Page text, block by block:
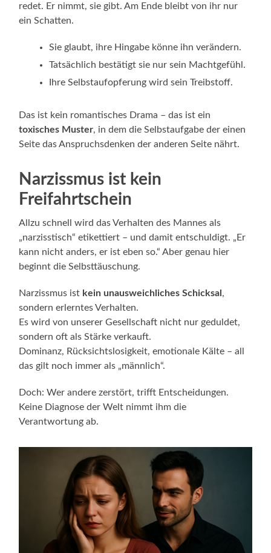
redet. Er nimmt, sie gibt. Am Ende bleibt von ihr nur
ein Schatten.
Sie glaubt, ihre Hingabe könne ihn verändern.
Tatsächlich bestätigt sie nur sein Machtgefühl.
Ihre Selbstaufopferung wird sein Treibstoff.
Das ist kein romantisches Drama – das ist ein
toxisches Muster, in dem die Selbstaufgabe der einen
Seite das Anspruchsdenken der anderen Seite nährt.
Narzissmus ist kein
Freifahrtschein
Allzu schnell wird das Verhalten des Mannes als
„narzisstisch“ etikettiert – und damit entschuldigt. „Er
kann nicht anders, er ist eben so.“ Aber genau hier
beginnt die Selbsttäuschung.
Narzissmus ist kein unausweichliches Schicksal ,
sondern erlerntes Verhalten.
Es wird von unserer Gesellschaft nicht nur geduldet,
sondern oft als Stärke verkauft.
Dominanz, Rücksichtslosigkeit, emotionale Kälte – all
das gilt noch immer als „männlich“.
Doch: Wer andere zerstört, trifft Entscheidungen.
Keine Diagnose der Welt nimmt ihm die
Verantwortung ab.